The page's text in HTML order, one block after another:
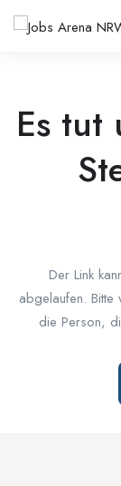
Es tut
Der Link
abgelaufen.
die Person,